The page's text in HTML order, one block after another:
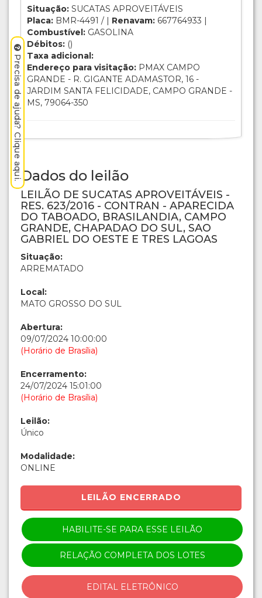
Situação: SUCATAS APROVEITÁVEIS
Placa: BMR-4491 / | Renavam: 667764933 |
Combustível: GASOLINA
Débitos: ()
Taxa adicional:
Endereço para visitação: PMAX CAMPO
GRANDE - R. GIGANTE ADAMASTOR, 16 -
JARDIM SANTA FELICIDADE, CAMPO GRANDE -
MS, 79064-350
Dados do leilão
LEILÃO DE SUCATAS APROVEITÁVEIS -
RES. 623/2016 - CONTRAN - APARECIDA
DO TABOADO, BRASILANDIA, CAMPO
GRANDE, CHAPADAO DO SUL, SAO
GABRIEL DO OESTE E TRES LAGOAS
Situação:
ARREMATADO
Local:
MATO GROSSO DO SUL
Abertura:
09/07/2024 10:00:00
(Horário de Brasília)
Encerramento:
24/07/2024 15:01:00
(Horário de Brasília)
Leilão:
Único
Modalidade:
ONLINE
LEILÃO ENCERRADO
HABILITE-SE PARA ESSE LEILÃO
RELAÇÃO COMPLETA DOS LOTES
EDITAL ELETRÔNICO
Precisa de ajuda? Clique aqui.